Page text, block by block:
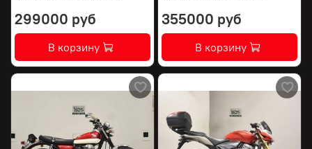
299000 руб
В корзину
355000 руб
В корзину